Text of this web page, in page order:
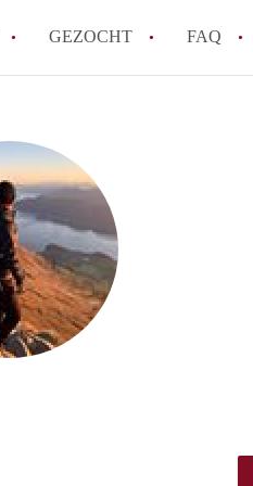
GEZOCHT FAQ
to translate HuurwoningenHaarlem!
is HuurwoningenHaarlem?
kost het om te reageren op een
Wat is de privacyverklaring van
Berekent HuurwoningenHaarlem
makelaarsvergoeding/
veelgestelde vragen